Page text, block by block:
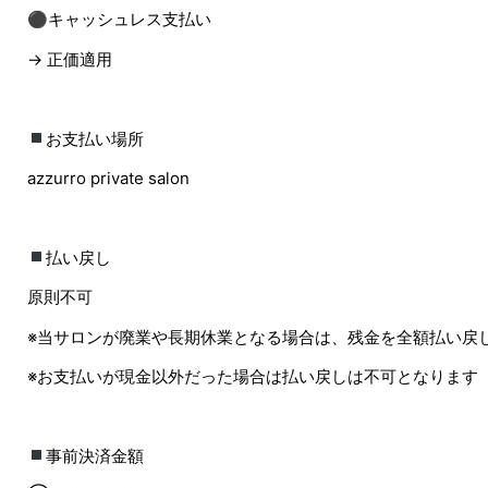
⚫︎キャッシュレス支払い
→ 正価適用
お支払い場所
azzurro private salon
払い戻し
原則不可
※当サロンが廃業や長期休業となる場合は、残金を全額払い戻
※お支払いが現金以外だった場合は払い戻しは不可となります
事前決済金額